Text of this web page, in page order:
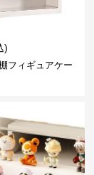
)
フィギュアケー